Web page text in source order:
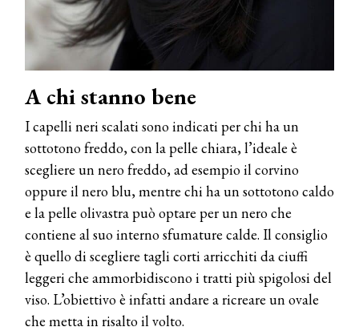
A chi stanno bene
I capelli neri scalati sono indicati per chi ha un
sottotono freddo, con la pelle chiara, l’ideale è
scegliere un nero freddo, ad esempio il corvino
oppure il nero blu, mentre chi ha un sottotono caldo
e la pelle olivastra può optare per un nero che
contiene al suo interno sfumature calde. Il consiglio
è quello di scegliere tagli corti arricchiti da ciuffi
leggeri che ammorbidiscono i tratti più spigolosi del
viso. L’obiettivo è infatti andare a ricreare un ovale
che metta in risalto il volto.